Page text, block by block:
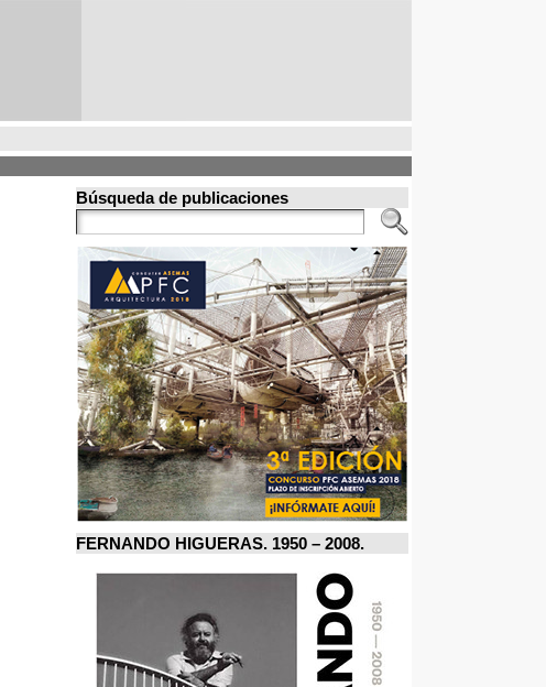
Búsqueda de publicaciones
FERNANDO HIGUERAS. 1950 – 2008.